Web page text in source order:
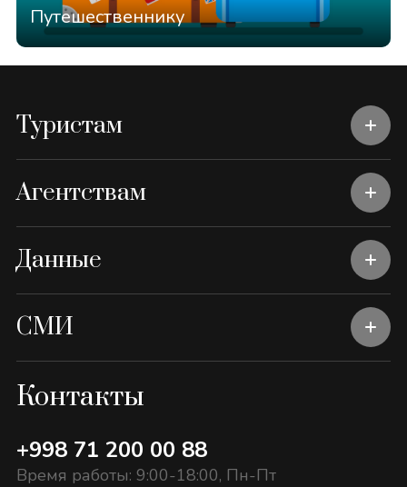
Путешественнику
Туристам
Агентствам
Данные
СМИ
Контакты
+998 71 200 00 88
Время работы: 9:00-18:00, Пн-Пт